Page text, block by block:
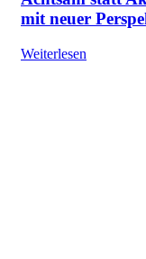
mit neuer
Weiterlesen